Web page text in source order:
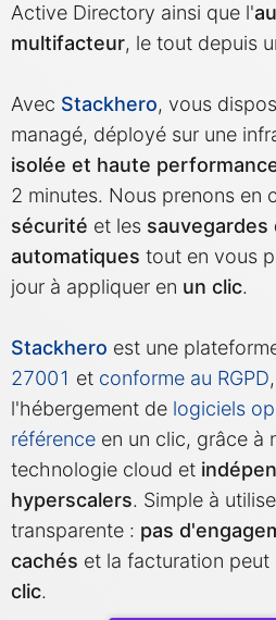
Mattermost
Meilisearch
Memcached
Mercure-Hub
Mosquitto
MySQL
Nextcloud
Active Directory ainsi que l'
multifacteur, le tout depuis
Avec Stackhero, vous
managé, déployé sur une
isolée et haute
2 minutes. Nous prenons en
sécurité et les sauvegardes
automatiques tout en vous
jour à appliquer en un clic.
Stackhero est une
27001 et conforme au RGPD
l'hébergement de logiciels
référence en un clic, grâce à
technologie cloud et
hyperscalers. Simple à
transparente : pas
cachés et la facturation peut
clic.